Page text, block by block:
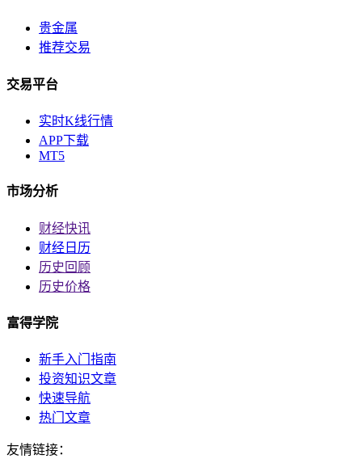
贵金属
推荐交易
交易平台
实时K线行情
APP下载
MT5
市场分析
财经快讯
财经日历
历史回顾
历史价格
富得学院
新手入门指南
投资知识文章
快速导航
热门文章
友情链接：